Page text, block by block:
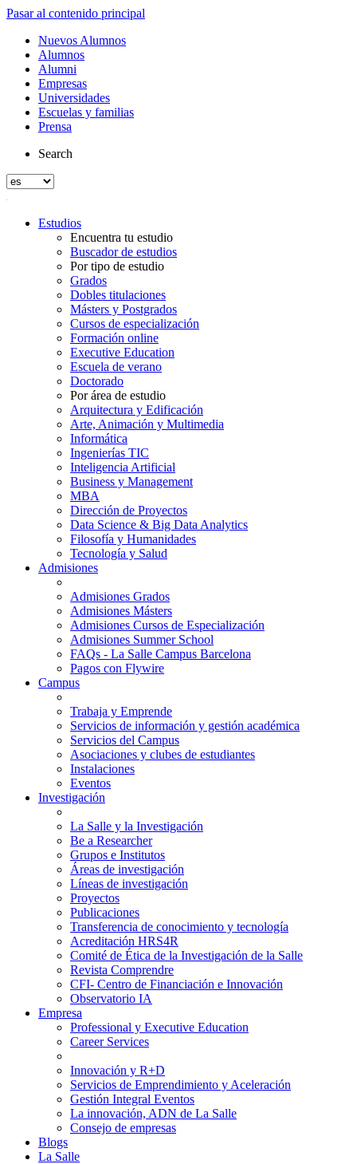
Pasar al contenido principal
Nuevos Alumnos
Alumnos
Alumni
Empresas
Universidades
Escuelas y familias
Prensa
Search
Estudios
Encuentra tu estudio
Buscador de estudios
Por tipo de estudio
Grados
Dobles titulaciones
Másters y Postgrados
Cursos de especialización
Formación online
Executive Education
Escuela de verano
Doctorado
Por área de estudio
Arquitectura y Edificación
Arte, Animación y Multimedia
Informática
Ingenierías TIC
Inteligencia Artificial
Business y Management
MBA
Dirección de Proyectos
Data Science & Big Data Analytics
Filosofía y Humanidades
Tecnología y Salud
Admisiones
Admisiones Grados
Admisiones Másters
Admisiones Cursos de Especialización
Admisiones Summer School
FAQs - La Salle Campus Barcelona
Pagos con Flywire
Campus
Trabaja y Emprende
Servicios de información y gestión académica
Servicios del Campus
Asociaciones y clubes de estudiantes
Instalaciones
Eventos
Investigación
La Salle y la Investigación
Be a Researcher
Grupos e Institutos
Áreas de investigación
Líneas de investigación
Proyectos
Publicaciones
Transferencia de conocimiento y tecnología
Acreditación HRS4R
Comité de Ética de la Investigación de la Salle
Revista Comprendre
CFI- Centro de Financiación e Innovación
Observatorio IA
Empresa
Professional y Executive Education
Career Services
Innovación y R+D
Servicios de Emprendimiento y Aceleración
Gestión Integral Eventos
La innovación, ADN de La Salle
Consejo de empresas
Blogs
La Salle